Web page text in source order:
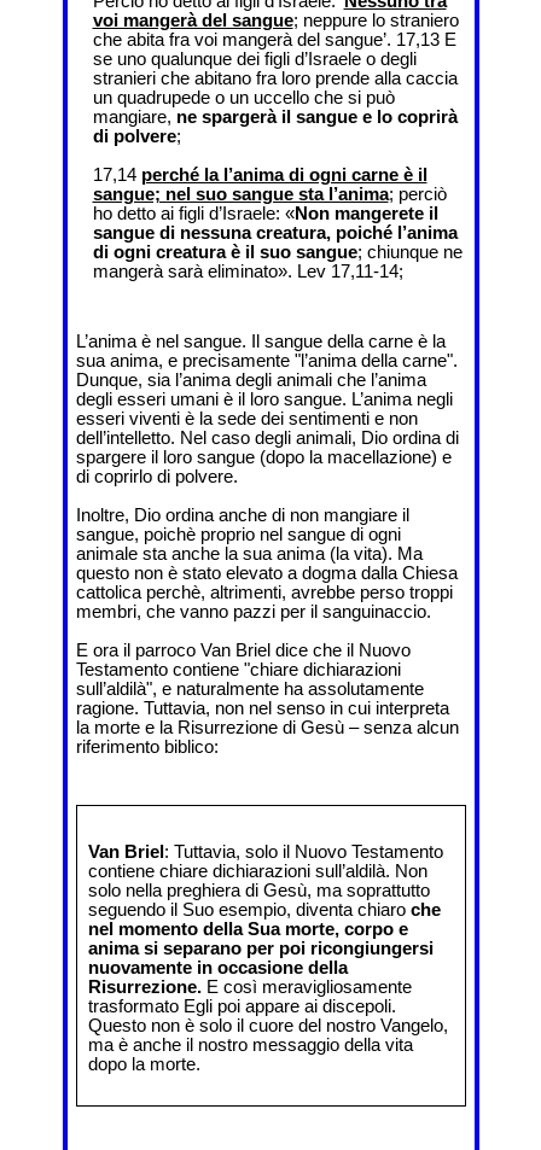
voi mangerà del sangue; neppure lo straniero
che abita fra voi mangerà del sangue’. 17,13 E
se uno qualunque dei figli d’Israele o degli
stranieri che abitano fra loro prende alla caccia
un quadrupede o un uccello che si può
mangiare, ne spargerà il sangue e lo coprirà
di polvere;
17,14 perché la l’anima di ogni carne è il
sangue; nel suo sangue sta l’anima; perciò
ho detto ai figli d’Israele: «Non mangerete il
sangue di nessuna creatura, poiché l’anima
di ogni creatura è il suo sangue; chiunque ne
mangerà sarà eliminato». Lev 17,11-14;
L’anima è nel sangue. Il sangue della carne è la
sua anima, e precisamente "l’anima della carne".
Dunque, sia l’anima degli animali che l’anima
degli esseri umani è il loro sangue. L’anima negli
esseri viventi è la sede dei sentimenti e non
dell’intelletto. Nel caso degli animali, Dio ordina di
spargere il loro sangue (dopo la macellazione) e
di coprirlo di polvere.
Inoltre, Dio ordina anche di non mangiare il
sangue, poichè proprio nel sangue di ogni
animale sta anche la sua anima (la vita). Ma
questo non è stato elevato a dogma dalla Chiesa
cattolica perchè, altrimenti, avrebbe perso troppi
membri, che vanno pazzi per il sanguinaccio.
E ora il parroco Van Briel dice che il Nuovo
Testamento contiene "chiare dichiarazioni
sull’aldilà", e naturalmente ha assolutamente
ragione. Tuttavia, non nel senso in cui interpreta
la morte e la Risurrezione di Gesù – senza alcun
riferimento biblico:
Van Briel : Tuttavia, solo il Nuovo Testamento
contiene chiare dichiarazioni sull’aldilà. Non
solo nella preghiera di Gesù, ma soprattutto
seguendo il Suo esempio, diventa chiaro che
nel momento della Sua morte, corpo e
anima si separano per poi ricongiungersi
nuovamente in occasione della
Risurrezione.E così meravigliosamente
trasformato Egli poi appare ai discepoli.
Questo non è solo il cuore del nostro Vangelo,
ma è anche il nostro messaggio della vita
dopo la morte.